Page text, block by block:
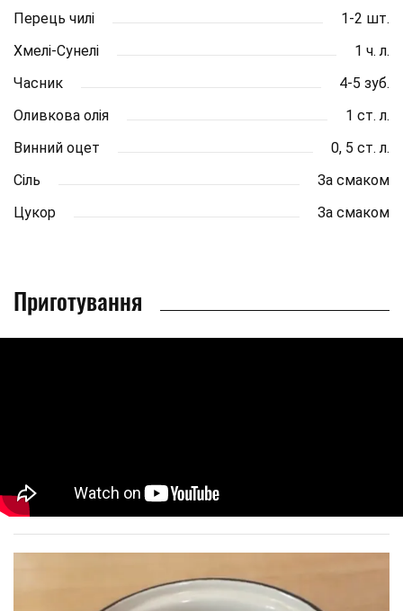
Перець чилі
1-2 шт.
Хмелі-Сунелі
1 ч. л.
Часник
4-5 зуб.
Оливкова олія
1 ст. л.
Винний оцет
0, 5 ст. л.
Сіль
За смаком
Цукор
За смаком
Приготування